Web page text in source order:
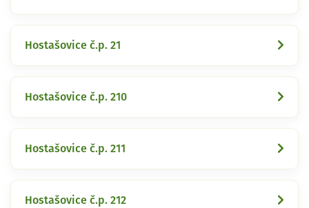
Hostašovice č.p. 21
Hostašovice č.p. 210
Hostašovice č.p. 211
Hostašovice č.p. 212